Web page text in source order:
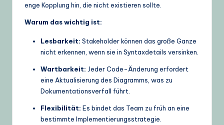
enge Kopplung hin, die nicht existieren sollte.
Warum das wichtig ist:
Lesbarkeit: Stakeholder können das große Ganze
nicht erkennen, wenn sie in Syntaxdetails versinken.
Wartbarkeit: Jeder Code-Änderung erfordert
eine Aktualisierung des Diagramms, was zu
Dokumentationsverfall führt.
Flexibilität: Es bindet das Team zu früh an eine
bestimmte Implementierungsstrategie.